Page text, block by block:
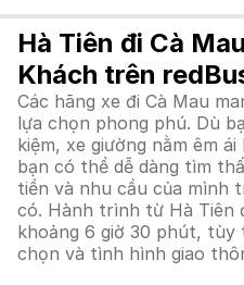
Hà Tiên đi Cà
Khách trên
Các hãng xe đi Cà Mau
lựa chọn phong phú. Dù
kiệm, xe giường nằm êm
bạn có thể dễ dàng tìm
tiền và nhu cầu của mình
có. Hành trình từ Hà Tiên
khoảng 6 giờ 30 phút, tùy
chọn và tình hình giao